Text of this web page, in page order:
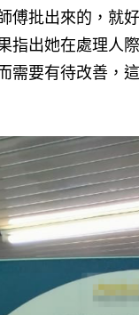
傅批出來的，就
指出她在處理人
需要有待改善，